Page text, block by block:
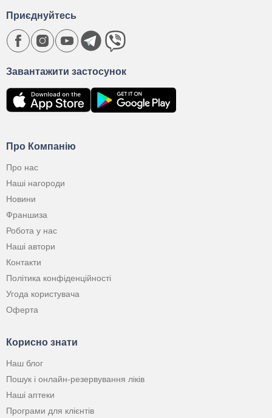
Про Компанію
Про нас
Наші нагороди
Новини
Франшиза
Робота у нас
Наші автори
Контакти
Політика конфіденційності
Угода користувача
Оферта
Корисно знати
Наш блог
Пошук і онлайн-резервування ліків
Наші аптеки
Програми для клієнтів
Завантажити застосунок
Приєднуйтесь